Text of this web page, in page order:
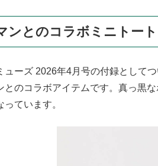
ンとのコラボミニトート
ューズ 2026年4月号の付録として
とのコラボアイテムです。真っ黒
っています。